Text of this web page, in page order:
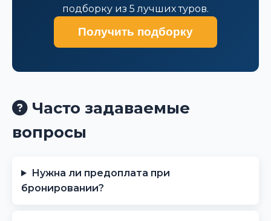
подборку из 5 лучших туров.
Получить подборку
Часто задаваемые
вопросы
Нужна ли предоплата при
бронировании?